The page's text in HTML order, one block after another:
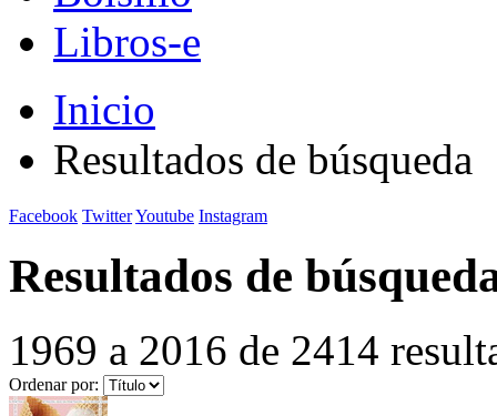
Libros-e
Inicio
Resultados de búsqueda
Facebook TwitterYoutube Instagram
Resultados de
1969 a 2016 de 2414
Ordenar por: